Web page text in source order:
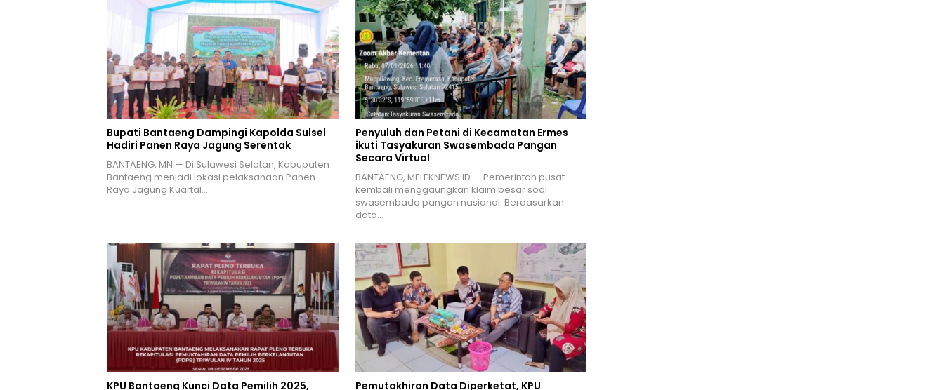
Bupati Bantaeng Dampingi Kapolda Sulsel
Hadiri Panen Raya Jagung Serentak
BANTAENG, MN — Di Sulawesi Selatan, Kabupaten
Bantaeng menjadi lokasi pelaksanaan Panen
Raya Jagung Kuartal…
Penyuluh dan Petani di Kecamatan Ermes
ikuti Tasyakuran Swasembada Pangan
Secara Virtual
BANTAENG, MELEKNEWS.ID — Pemerintah pusat
kembali menggaungkan klaim besar soal
swasembada pangan nasional. Berdasarkan
data…
KPU Bantaeng Kunci Data Pemilih 2025, Pemutakhiran Data Diperketat, KPU